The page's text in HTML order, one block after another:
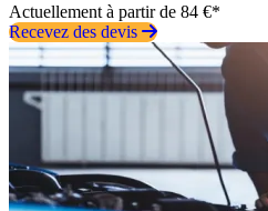
Actuellement à partir de 84 €*
Recevez des devis